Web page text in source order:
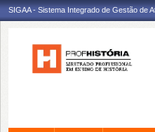
SIGAA - Sistema Integrado de Gestão de